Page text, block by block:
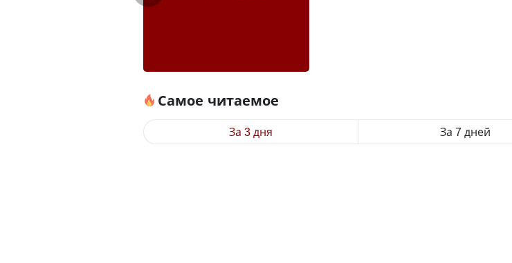
Самое читаемое
За 3 дня За 7 дней